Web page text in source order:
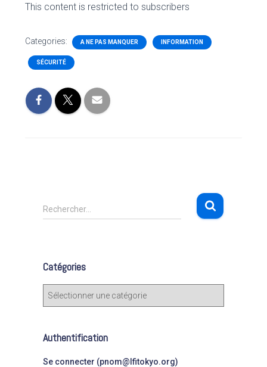
This content is restricted to subscribers
Categories: A NE PAS MANQUER INFORMATION
SÉCURITÉ
R
e
r
c
e
Rechercher…
Catégories
C
g
o
Authentification
Se connecter (pnom@lfitokyo.org)